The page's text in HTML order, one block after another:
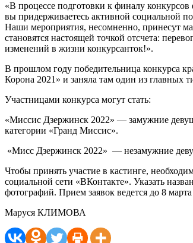
«В процессе подготовки к финалу
вы придерживаетесь активной социальной
Наши мероприятия, несомненно, принесут
становятся настоящей точкой отсчета:
изменений в жизни конкурсанток!».
В прошлом году победительница конкурса
Корона 2021» и заняла там один из главных
Участницами конкурса могут стать:
«Миссис Дзержинск 2022» — замужние
категории «Гранд Миссис».
«Мисс Дзержинск 2022» — незамужние
Чтобы принять участие в кастинге,
социальной сети «ВКонтакте». Указать
фотографий. Прием заявок ведется до 8
Маруся КЛИМОВА